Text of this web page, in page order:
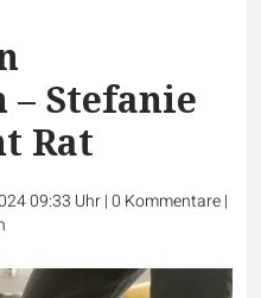
Stefanie
Rat
09:33 Uhr|0 Kommentare|